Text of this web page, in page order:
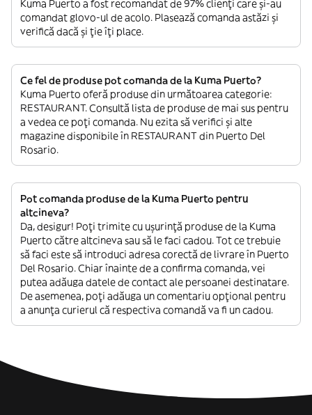
Kuma Puerto a fost recomandat de 97% clienți care și-au
comandat glovo-ul de acolo. Plasează comanda astăzi și
verifică dacă și ție îți place.
Ce fel de produse pot comanda de la Kuma Puerto?
Kuma Puerto oferă produse din următoarea categorie:
RESTAURANT. Consultă lista de produse de mai sus pentru
a vedea ce poți comanda. Nu ezita să verifici și alte
magazine disponibile în RESTAURANT din Puerto Del
Rosario.
Pot comanda produse de la Kuma Puerto pentru
altcineva?
Da, desigur! Poți trimite cu ușurință produse de la Kuma
Puerto către altcineva sau să le faci cadou. Tot ce trebuie
să faci este să introduci adresa corectă de livrare în Puerto
Del Rosario. Chiar înainte de a confirma comanda, vei
putea adăuga datele de contact ale persoanei destinatare.
De asemenea, poți adăuga un comentariu opțional pentru
a anunța curierul că respectiva comandă va fi un cadou.